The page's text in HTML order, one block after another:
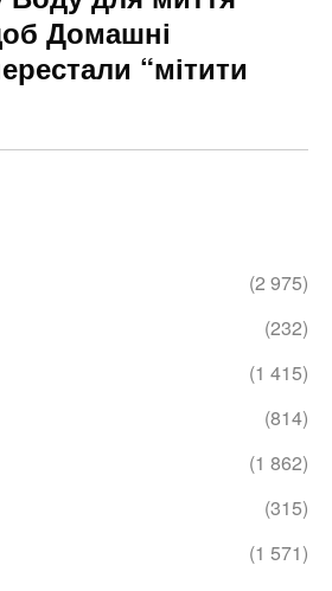
Домашні
“мітити
(2 975)
(232)
(1 415)
(814)
(1 862)
(315)
(1 571)